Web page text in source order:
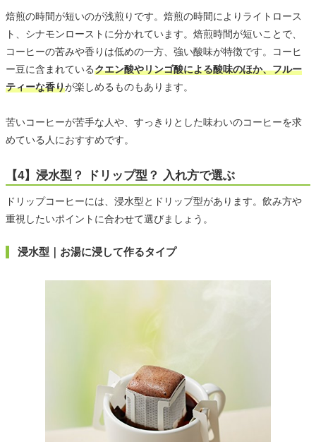
焙煎の時間が短いのが浅煎りです。焙煎の時間によりライトロース
ト、シナモンローストに分かれています。焙煎時間が短いことで、
コーヒーの苦みや香りは低めの一方、強い酸味が特徴です。コーヒ
ー豆に含まれているクエン酸やリンゴ酸による酸味のほか、フルー
ティーな香りが楽しめるものもあります。
苦いコーヒーが苦手な人や、すっきりとした味わいのコーヒーを求
めている人におすすめです。
【4】浸水型？ ドリップ型？ 入れ方で選ぶ
ドリップコーヒーには、浸水型とドリップ型があります。飲み方や
重視したいポイントに合わせて選びましょう。
浸水型｜お湯に浸して作るタイプ